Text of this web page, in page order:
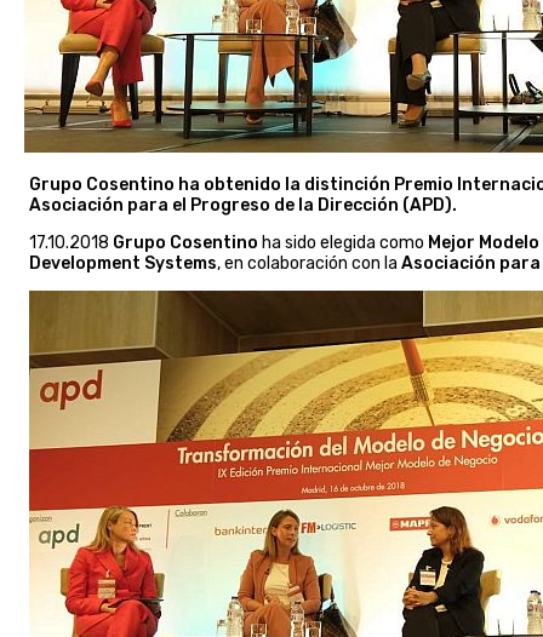
Grupo Cosentino ha obtenido la distinción Premio
Asociación para el Progreso de la Dirección (APD).
17.10.2018 Grupo Cosentino ha sido elegida como Mejor
Development Systems, en colaboración con la Asociación para